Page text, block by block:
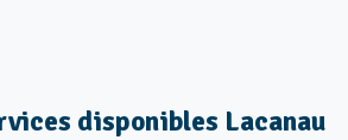
disponibles Lacanau